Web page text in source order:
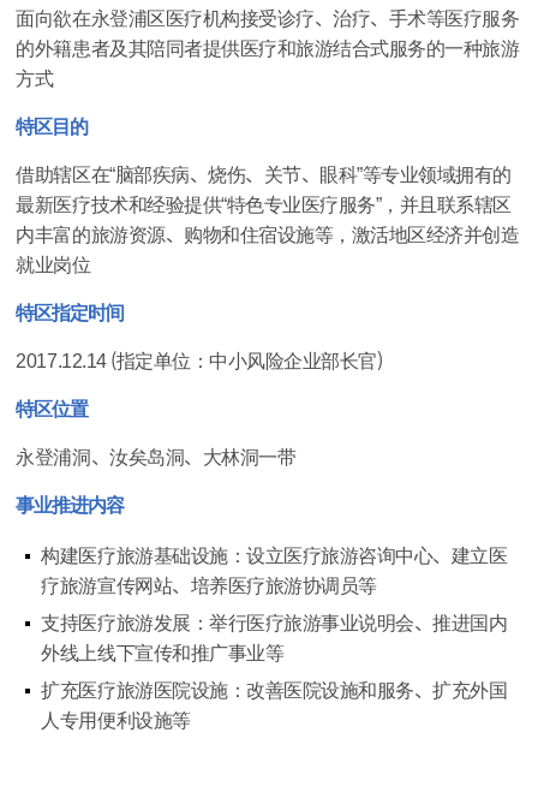
面向欲在永登浦区医疗机构接受诊疗、治疗、手术等医疗服务
的外籍患者及其陪同者提供医疗和旅游结合式服务的一种旅游
方式
特区目的
借助辖区在“脑部疾病、烧伤、关节、眼科”等专业领域拥有的
最新医疗技术和经验提供“特色专业医疗服务”，并且联系辖区
内丰富的旅游资源、购物和住宿设施等，激活地区经济并创造
就业岗位
特区指定时间
2017.12.14 （指定单位：中小风险企业部长官）
特区位置
永登浦洞、汝矣岛洞、大林洞一带
事业推进内容
构建医疗旅游基础设施：设立医疗旅游咨询中心、建立医
疗旅游宣传网站、培养医疗旅游协调员等
支持医疗旅游发展：举行医疗旅游事业说明会、推进国内
外线上线下宣传和推广事业等
扩充医疗旅游医院设施：改善医院设施和服务、扩充外国
人专用便利设施等